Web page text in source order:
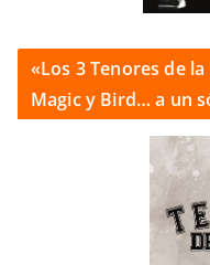
«Los 3 Tenores de
Magic y Bird… a un